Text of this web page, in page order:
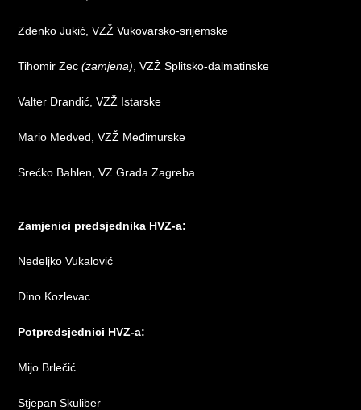
Zdenko Jukić, VZŽ Vukovarsko-srijemske
Tihomir Zec(zamjena) , VZŽ Splitsko-dalmatinske
Valter Drandić, VZŽ Istarske
Mario Medved, VZŽ Međimurske
Srećko Bahlen, VZ Grada Zagreba
Zamjenici predsjednika HVZ-a:
Nedeljko Vukalović
Dino Kozlevac
Potpredsjednici HVZ-a:
Mijo Brlečić
Stjepan Skuliber